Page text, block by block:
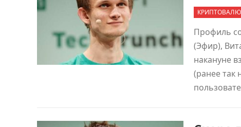
Профиль
(Эфир),
накануне
(ранее так